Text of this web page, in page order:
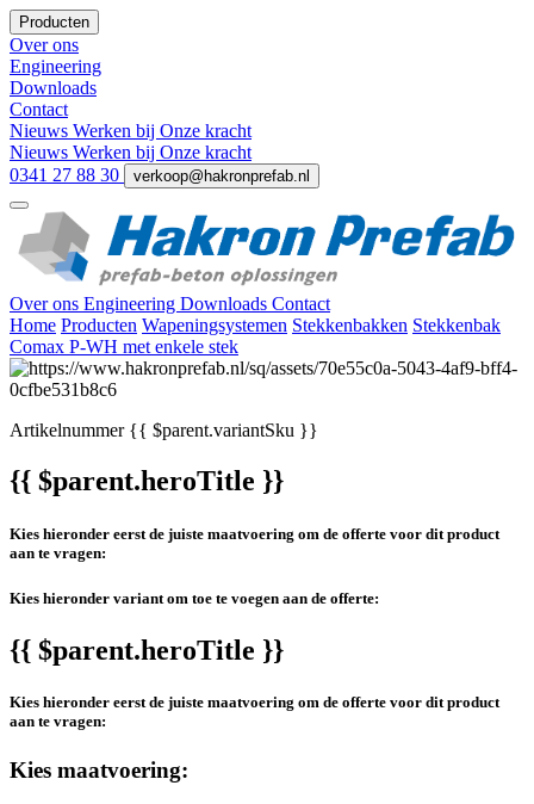
Producten
Over ons
Engineering
Downloads
Contact
Nieuws Werken bij Onze kracht
Nieuws Werken bij Onze kracht
0341 27 88 30
verkoop@hakronprefab.nl
Over ons Engineering Downloads Contact
Home Producten Wapeningsystemen Stekkenbakken Stekkenbak
Comax P-WH met enkele stek
Artikelnummer{{ $parent.variantSku }}
{{ $parent.heroTitle }}
Kies hieronder eerst de juiste maatvoering om de offerte voor dit product
aan te vragen:
Kies hieronder variant om toe te voegen aan de offerte:
{{ $parent.heroTitle }}
Kies hieronder eerst de juiste maatvoering om de offerte voor dit product
aan te vragen:
Kies maatvoering: